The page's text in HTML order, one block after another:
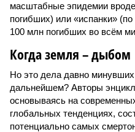
масштабные эпидемии
погибших) или «испанки»
100 млн погибших во всём
Когда земля – дыбом
Но это дела давно
дальнейшем? Авторы
основываясь на
глобальных тенденциях,
потенциально самых